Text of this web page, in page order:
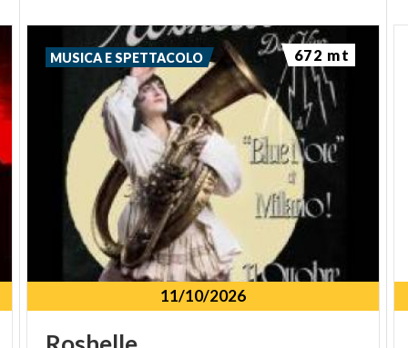
11/10/2026
MUSICA E SPETTACOLO 672 mt